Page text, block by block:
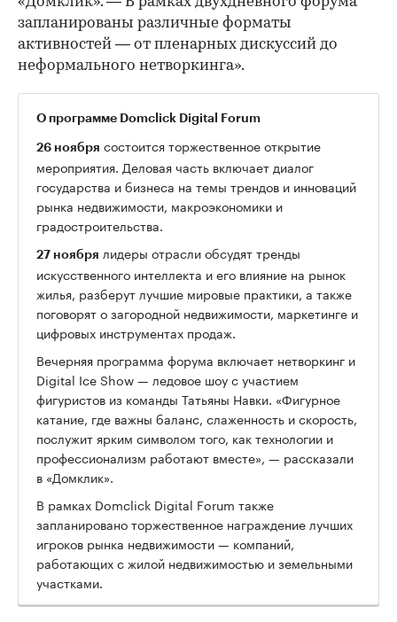
запланированы различные форматы
активностей — от пленарных дискуссий до
неформального нетворкинга».
О программе Domclick Digital Forum
26 ноября состоится торжественное открытие
мероприятия. Деловая часть включает диалог
государства и бизнеса на темы трендов и инноваций
рынка недвижимости, макроэкономики и
градостроительства.
27 ноября лидеры отрасли обсудят тренды
искусственного интеллекта и его влияние на рынок
жилья, разберут лучшие мировые практики, а также
поговорят о загородной недвижимости, маркетинге и
цифровых инструментах продаж.
Вечерняя программа форума включает нетворкинг и
Digital Ice Show — ледовое шоу с участием
фигуристов из команды Татьяны Навки. «Фигурное
катание, где важны баланс, слаженность и скорость,
послужит ярким символом того, как технологии и
профессионализм работают вместе», — рассказали
в «Домклик».
В рамках Domclick Digital Forum также
запланировано торжественное награждение лучших
игроков рынка недвижимости — компаний,
работающих с жилой недвижимостью и земельными
участками.